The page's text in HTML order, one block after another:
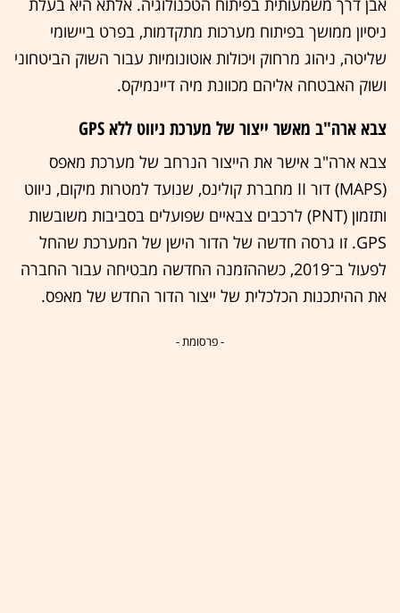
אבן דרך משמעותית בפיתוח הטכנולוגיה. אלתא היא בעלת
ניסיון ממושך בפיתוח מערכות מתקדמות, בפרט ביישומי
שליטה, ניהוג מרחוק ויכולות אוטונומיות עבור השוק הביטחוני
ושוק האבטחה אליהם מכוונת מיה דיינמיקס.
צבא ארה"ב מאשר ייצור של מערכת ניווט ללא GPS
צבא ארה"ב אישר את הייצור הנרחב של מערכת מאפס
(
MAPS) דור II מחברת קולינס, שנועד למטרות מיקום, ניווט
ותזמון (PNT) לרכבים צבאיים שפועלים בסביבות משובשות
GPS. זו גרסה חדשה של הדור הישן של המערכת שהחל
לפעול ב־2019, כשההזמנה החדשה מבטיחה עבור החברה
את ההיתכנות הכלכלית של ייצור הדור החדש של מאפס.
- פרסומת -